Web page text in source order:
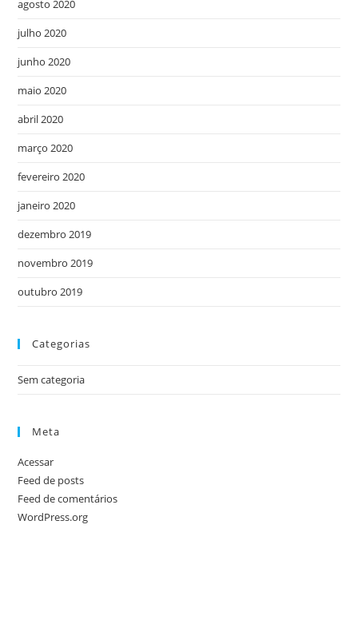
agosto 2020
julho 2020
junho 2020
maio 2020
abril 2020
março 2020
fevereiro 2020
janeiro 2020
dezembro 2019
novembro 2019
outubro 2019
Categorias
Sem categoria
Meta
Acessar
Feed de posts
Feed de comentários
WordPress.org